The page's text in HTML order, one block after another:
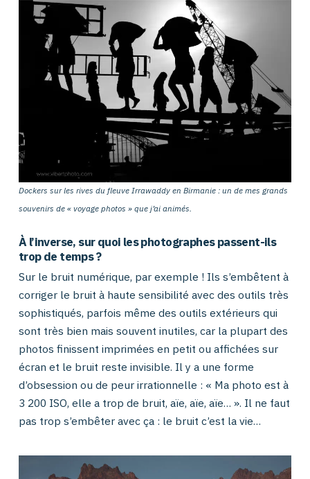
Dockers sur les rives du fleuve Irrawaddy en Birmanie : un de mes grands
souvenirs de « voyage photos » que j’ai animés.
À l’inverse, sur quoi les photographes passent-ils
trop de temps ?
Sur le bruit numérique, par exemple ! Ils s’embêtent à
corriger le bruit à haute sensibilité avec des outils très
sophistiqués, parfois même des outils extérieurs qui
sont très bien mais souvent inutiles, car la plupart des
photos finissent imprimées en petit ou affichées sur
écran et le bruit reste invisible. Il y a une forme
d’obsession ou de peur irrationnelle : « Ma photo est à
3 200 ISO, elle a trop de bruit, aïe, aïe, aïe… ». Il ne faut
pas trop s’embêter avec ça : le bruit c’est la vie…